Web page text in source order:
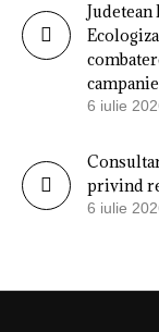
campaniei
6 iulie
privind
6 iulie